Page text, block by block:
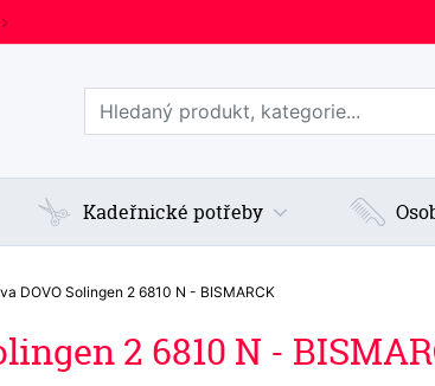
Prohledat web
Kadeřnické potřeby
DOVO Solingen 2 6810 N - BISMARCK
2 6810 N -